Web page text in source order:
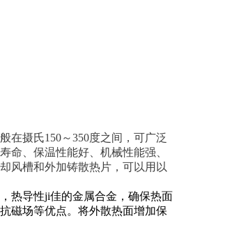
在摄氏150～350度之间，可广泛
命、保温性能好、机械性能强、
风槽和外加铸散热片，可以用以
热导性ji佳的金属合金，确保热面
磁场等优点。将外散热面增加保